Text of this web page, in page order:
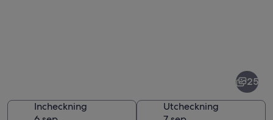
Union
25
Incheckning
Utcheckning